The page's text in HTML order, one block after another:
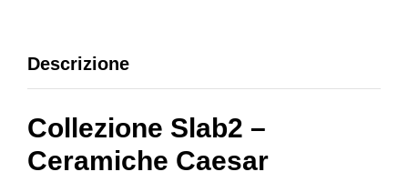
Descrizione
Collezione Slab2 –
Ceramiche Caesar